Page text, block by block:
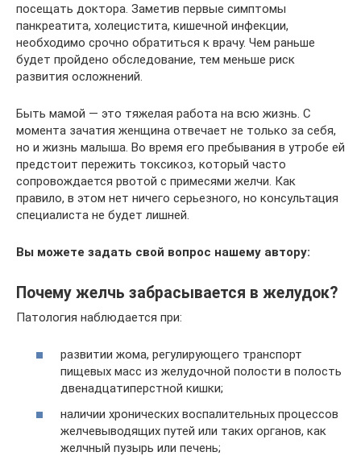
посещать доктора. Заметив первые симптомы
панкреатита, холецистита, кишечной инфекции,
необходимо срочно обратиться к врачу. Чем раньше
будет пройдено обследование, тем меньше риск
развития осложнений.
Быть мамой — это тяжелая работа на всю жизнь. С
момента зачатия женщина отвечает не только за себя,
но и жизнь малыша. Во время его пребывания в утробе ей
предстоит пережить токсикоз, который часто
сопровождается рвотой с примесями желчи. Как
правило, в этом нет ничего серьезного, но консультация
специалиста не будет лишней.
Вы можете задать свой вопрос нашему автору:
Почему желчь забрасывается в желудок?
Патология наблюдается при:
развитии жома, регулирующего транспорт
пищевых масс из желудочной полости в полость
двенадцатиперстной кишки;
наличии хронических воспалительных процессов
желчевыводящих путей или таких органов, как
желчный пузырь или печень;